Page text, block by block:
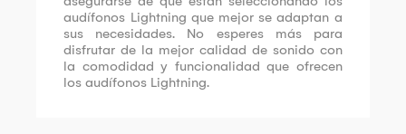
audífonos Lightning que mejor se adaptan a
sus necesidades. No esperes más para
disfrutar de la mejor calidad de sonido con
la comodidad y funcionalidad que ofrecen
los audífonos Lightning.